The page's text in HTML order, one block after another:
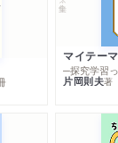
マイテー
─探究学習
片岡則夫著